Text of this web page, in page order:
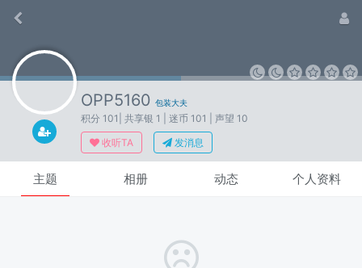
OPP5160 包装大夫
积分 101 | 共享银 1 | 迷币 101
| 声望 10
收听TA
发消息
主题 相册 动态 个人资料